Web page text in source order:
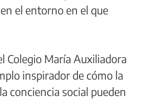
el entorno en el que
Colegio María Auxiliadora
inspirador de cómo la
conciencia social pueden